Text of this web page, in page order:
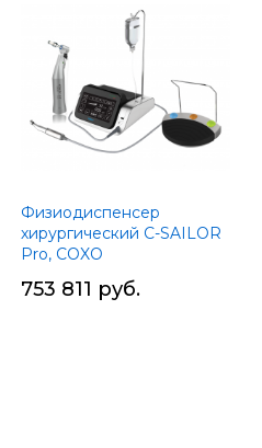
Физиодиспенсер
хирургический C-SAILOR
Pro, COXO
753 811 руб.